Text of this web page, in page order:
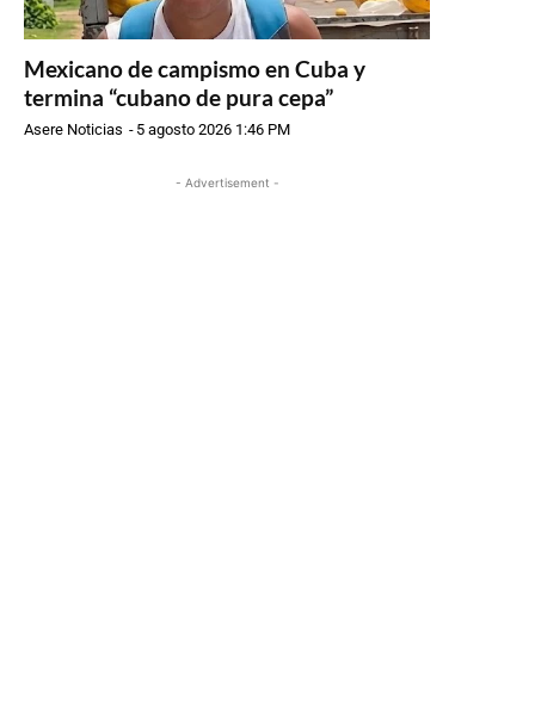
Mexicano de campismo en Cuba y
termina “cubano de pura cepa”
Asere Noticias - 5 agosto 2026 1:46 PM
- Advertisement -